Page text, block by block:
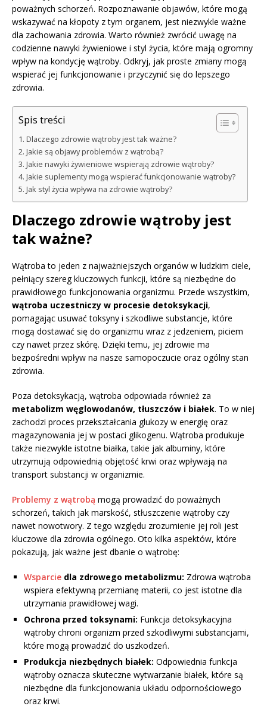
poważnych schorzeń. Rozpoznawanie objawów, które mogą
wskazywać na kłopoty z tym organem, jest niezwykle ważne
dla zachowania zdrowia. Warto również zwrócić uwagę na
codzienne nawyki żywieniowe i styl życia, które mają ogromny
wpływ na kondycję wątroby. Odkryj, jak proste zmiany mogą
wspierać jej funkcjonowanie i przyczynić się do lepszego
zdrowia.
Spis treści
Dlaczego zdrowie wątroby jest tak ważne?
Jakie są objawy problemów z wątrobą?
Jakie nawyki żywieniowe wspierają zdrowie wątroby?
Jakie suplementy mogą wspierać funkcjonowanie wątroby?
Jak styl życia wpływa na zdrowie wątroby?
Dlaczego zdrowie wątroby jest
tak ważne?
Wątroba to jeden z najważniejszych organów w ludzkim ciele,
pełniący szereg kluczowych funkcji, które są niezbędne do
prawidłowego funkcjonowania organizmu. Przede wszystkim,
wątroba uczestniczy w procesie detoksykacji,
pomagając usuwać toksyny i szkodliwe substancje, które
mogą dostawać się do organizmu wraz z jedzeniem, piciem
czy nawet przez skórę. Dzięki temu, jej zdrowie ma
bezpośredni wpływ na nasze samopoczucie oraz ogólny stan
zdrowia.
Poza detoksykacją, wątroba odpowiada również za
metabolizm węglowodanów, tłuszczów i białek. To w niej
zachodzi proces przekształcania glukozy w energię oraz
magazynowania jej w postaci glikogenu. Wątroba produkuje
także niezwykle istotne białka, takie jak albuminy, które
utrzymują odpowiednią objętość krwi oraz wpływają na
transport substancji w organizmie.
Problemy z wątrobą mogą prowadzić do poważnych
schorzeń, takich jak marskość, stłuszczenie wątroby czy
nawet nowotwory. Z tego względu zrozumienie jej roli jest
kluczowe dla zdrowia ogólnego. Oto kilka aspektów, które
pokazują, jak ważne jest dbanie o wątrobę:
Wsparcie dla zdrowego metabolizmu: Zdrowa wątroba
wspiera efektywną przemianę materii, co jest istotne dla
utrzymania prawidłowej wagi.
Ochrona przed toksynami: Funkcja detoksykacyjna
wątroby chroni organizm przed szkodliwymi substancjami,
które mogą prowadzić do uszkodzeń.
Produkcja niezbędnych białek: Odpowiednia funkcja
wątroby oznacza skuteczne wytwarzanie białek, które są
niezbędne dla funkcjonowania układu odpornościowego
oraz krwi.